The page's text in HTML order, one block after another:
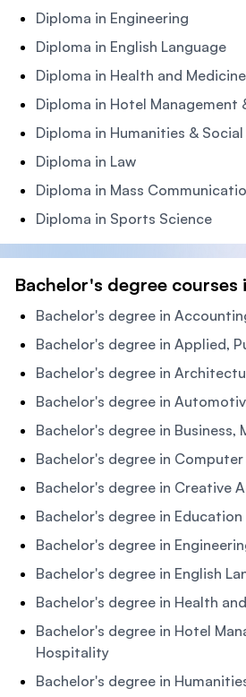
Diploma in Engineering
Diploma in English Language
Diploma in Health and Medicine
Diploma in Hotel Management
Diploma in Humanities &
Diploma in Law
Diploma in Mass
Diploma in Sports Science
Bachelor's degree courses
Bachelor's degree in
Bachelor's degree in Applied,
Bachelor's degree in
Bachelor's degree in
Bachelor's degree in Business,
Bachelor's degree in Computer
Bachelor's degree in Creative
Bachelor's degree in
Bachelor's degree in
Bachelor's degree in English
Bachelor's degree in Health
Bachelor's degree in Hotel
Hospitality
Bachelor's degree in